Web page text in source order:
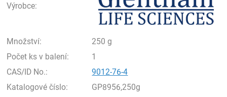
Výrobce:
Množství:
250 g
Počet ks v balení:
1
CAS/ID No.:
9012-76-4
Katalogové číslo:
GP8956,250g